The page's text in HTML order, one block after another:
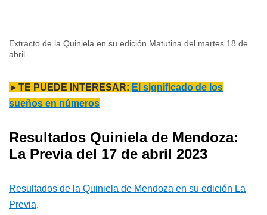
Extracto de la Quiniela en su edición Matutina del martes 18 de
abril.
►TE PUEDE INTERESAR: El significado de los
sueños en números
Resultados Quiniela de Mendoza:
La Previa del 17 de abril 2023
Resultados de la Quiniela de Mendoza en su edición La
Previa.